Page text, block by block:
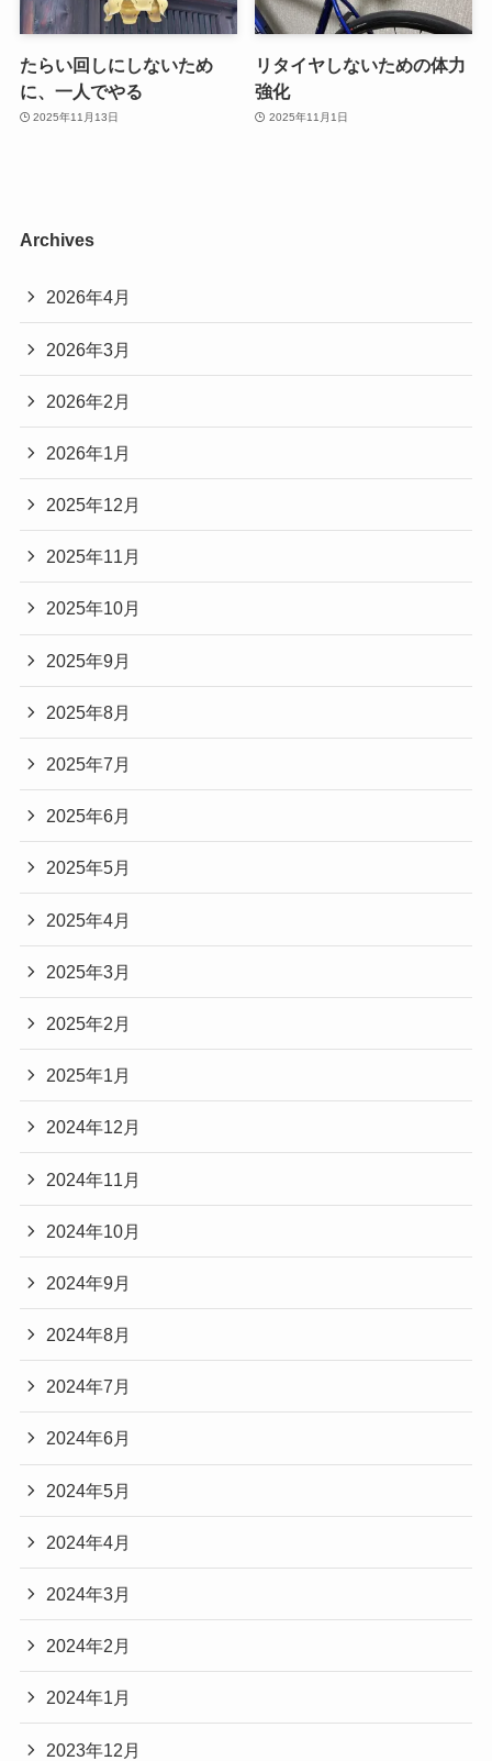
たらい回しにしないため
に、一人でやる
2025年11月13日
リタイヤしないための体力
強化
2025年11月1日
Archives
2026年4月
2026年3月
2026年2月
2026年1月
2025年12月
2025年11月
2025年10月
2025年9月
2025年8月
2025年7月
2025年6月
2025年5月
2025年4月
2025年3月
2025年2月
2025年1月
2024年12月
2024年11月
2024年10月
2024年9月
2024年8月
2024年7月
2024年6月
2024年5月
2024年4月
2024年3月
2024年2月
2024年1月
2023年12月